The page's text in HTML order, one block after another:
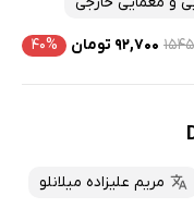
۹۲,۷۰۰ تومان ۴۰%
مریم علیزاده میلانلو